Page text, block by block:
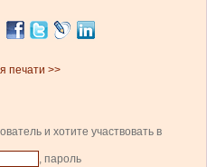
печати >>
и хотите участвовать в
, пароль